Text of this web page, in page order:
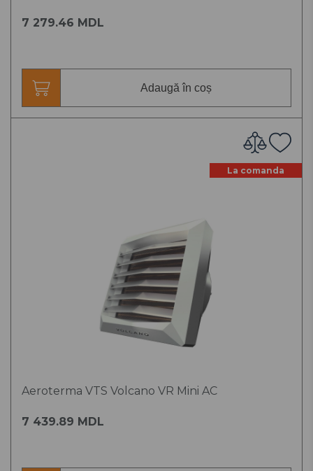
7 279.46 MDL
Adaugă în coș
La comanda
Aeroterma VTS Volcano VR Mini AC
7 439.89 MDL